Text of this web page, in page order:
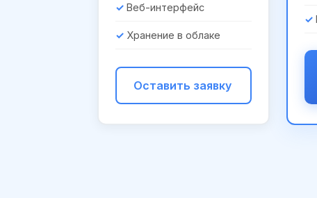
Веб-интерфейс
Хранение в облаке
Оставить заявку